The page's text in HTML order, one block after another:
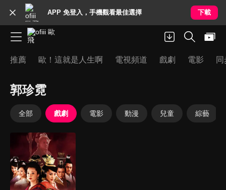
APP 免登入，手機觀看最佳選擇 下載
推薦 歐！這就是人生啊 電視頻道 戲劇 電影
郭珍霓
全部 戲劇 電影 動漫 兒童 綜藝